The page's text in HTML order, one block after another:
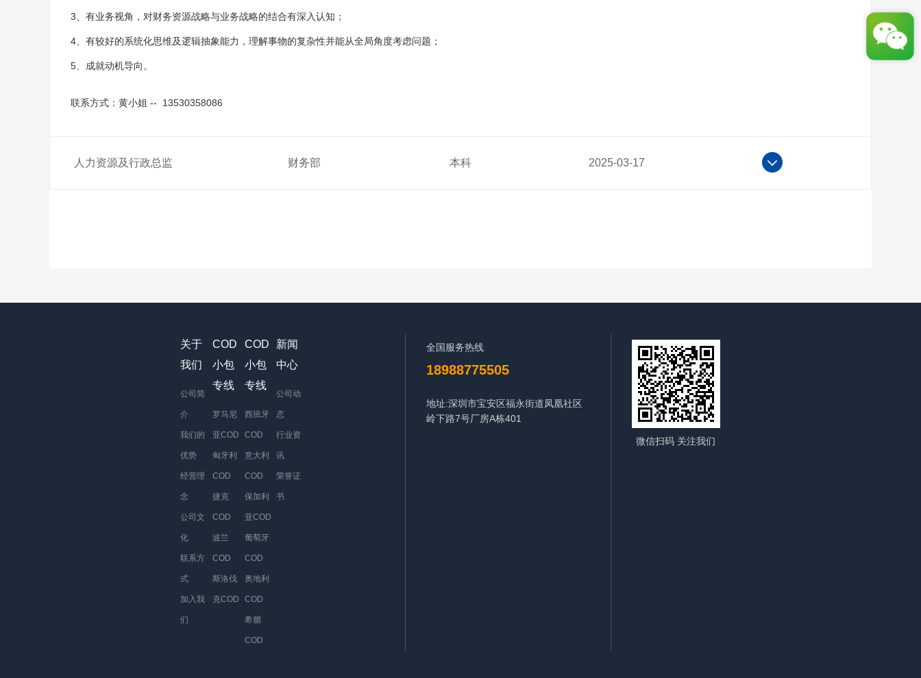
3、有业务视角，对财务资源战略与业务战略的结合有深入认知；
4、有较好的系统化思维及逻辑抽象能力，理解事物的复杂性并能从全局角度考虑问题；
5、成就动机导向。
联系方式：黄小姐 -- 13530358086
人力资源及行政总监 财务部 本科 2025-03-17
关于
我们
公司简
介
我们的
优势
经营理
念
公司文
化
联系方
式
加入我
们
COD
小包
专线
罗马尼
亚COD
匈牙利
COD
捷克
COD
波兰
COD
斯洛伐
克COD
COD
小包
专线
西班牙
COD
意大利
COD
保加利
亚COD
葡萄牙
COD
奥地利
COD
希腊
COD
新闻
中心
公司动
态
行业资
讯
荣誉证
书
全国服务热线
18988775505
地址:深圳市宝安区福永街道凤凰社区
岭下路7号厂房A栋401
微信扫码 关注我们